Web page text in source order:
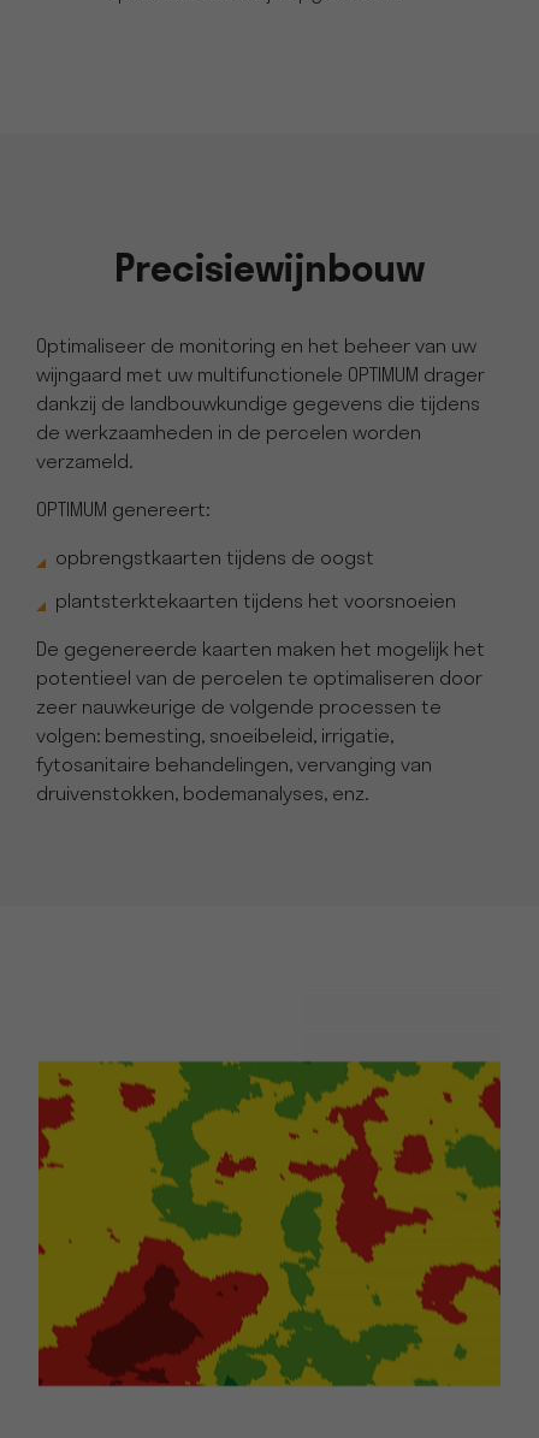
Precisiewijnbouw
Optimaliseer de monitoring en het beheer van uw
wijngaard met uw multifunctionele OPTIMUM drager
dankzij de landbouwkundige gegevens die tijdens
de werkzaamheden in de percelen worden
verzameld.
OPTIMUM genereert:
opbrengstkaarten tijdens de oogst
plantsterktekaarten tijdens het voorsnoeien
De gegenereerde kaarten maken het mogelijk het
potentieel van de percelen te optimaliseren door
zeer nauwkeurige de volgende processen te
volgen: bemesting, snoeibeleid, irrigatie,
fytosanitaire behandelingen, vervanging van
druivenstokken, bodemanalyses, enz.